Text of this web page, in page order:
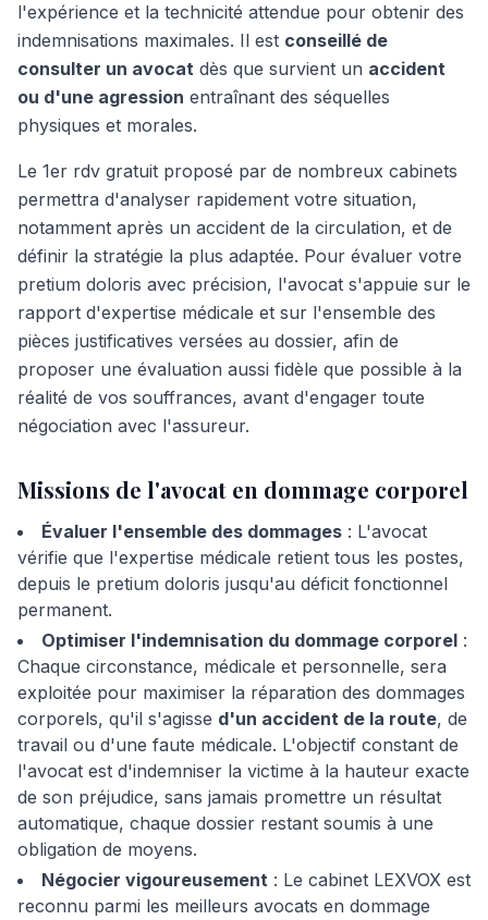
l'expérience et la technicité attendue pour obtenir des
indemnisations maximales. Il est conseillé de
consulter un avocat dès que survient un accident
ou d'une agression entraînant des séquelles
physiques et morales.
Le 1er rdv gratuit proposé par de nombreux cabinets
permettra d'analyser rapidement votre situation,
notamment après un accident de la circulation, et de
définir la stratégie la plus adaptée. Pour évaluer votre
pretium doloris avec précision, l'avocat s'appuie sur le
rapport d'expertise médicale et sur l'ensemble des
pièces justificatives versées au dossier, afin de
proposer une évaluation aussi fidèle que possible à la
réalité de vos souffrances, avant d'engager toute
négociation avec l'assureur.
Missions de l'avocat en dommage corporel
Évaluer l'ensemble des dommages : L'avocat
vérifie que l'expertise médicale retient tous les postes,
depuis le pretium doloris jusqu'au déficit fonctionnel
permanent.
Optimiser l'indemnisation du dommage corporel :
Chaque circonstance, médicale et personnelle, sera
exploitée pour maximiser la réparation des dommages
corporels, qu'il s'agisse d'un accident de la route, de
travail ou d'une faute médicale. L'objectif constant de
l'avocat est d'indemniser la victime à la hauteur exacte
de son préjudice, sans jamais promettre un résultat
automatique, chaque dossier restant soumis à une
obligation de moyens.
Négocier vigoureusement : Le cabinet LEXVOX est
reconnu parmi les meilleurs avocats en dommage